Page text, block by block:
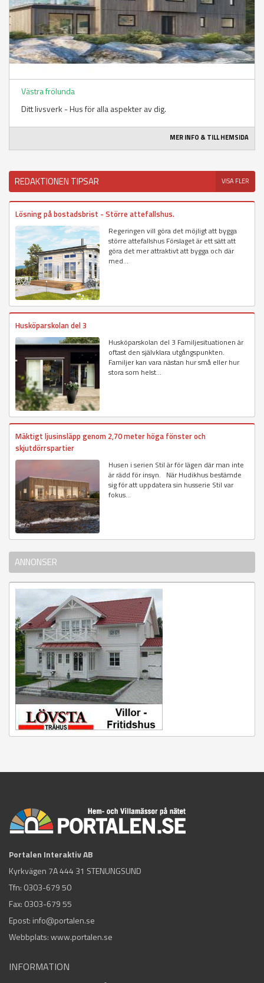
Västra frölunda
Ditt livsverk - Hus för alla aspekter av dig.
MER INFO & TILL HEMSIDA
REDAKTIONEN TIPSAR VISA FLER
Lösning på bostadsbrist - Större attefallshus.
Regeringen vill göra det möjligt att bygga
större attefallshus Förslaget är ett sätt att
göra det mer attraktivt att bygga och där
med...
Husköparskolan del 3
Husköparskolan del 3 Familjesituationen är
oftast den självklara utgångspunkten.
Familjer kan vara nästan hur små eller hur
stora som helst...
Mäktigt ljusinsläpp genom 2,70 meter höga fönster och
skjutdörrspartier
Husen i serien Stil är för lägen där man inte
är rädd för insyn. När Hudikhus bestämde
sig för att uppdatera sin husserie Stil var
fokus...
ANNONSER
Portalen Interaktiv AB
Kyrkvägen 7A 444 31 STENUNGSUND
Tfn: 0303-679 50
Fax: 0303-679 55
Epost: info@portalen.se
Webbplats: www.portalen.se
INFORMATION